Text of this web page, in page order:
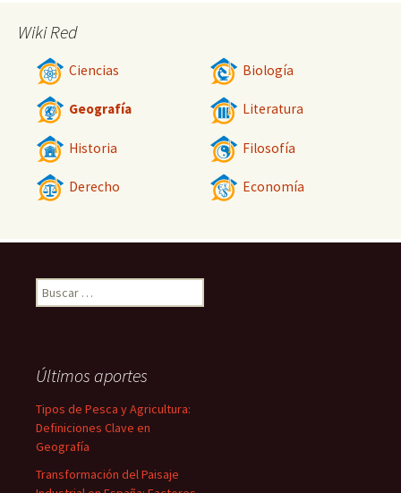
Wiki Red
Ciencias Biología
Geografía Literatura
Historia Filosofía
Derecho Economía
Buscar:
Últimos aportes
Tipos de Pesca y Agricultura:
Definiciones Clave en
Geografía
Transformación del Paisaje